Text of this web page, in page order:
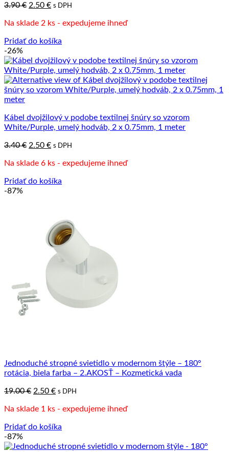
3.90€ Pôvodná
bola:
2.50 €Aktuálna
je:
s DPH
Na sklade 2 ks - expedujeme ihneď
Pridať do košíka
-26%
Kábel dvojžilový v podobe textilnej šnúry so vzorom
White/Purple, umelý hodváb, 2 x 0.75mm, 1 meter
3.40€ Pôvodná
bola:
2.50 €Aktuálna
je:
s DPH
Na sklade 6 ks - expedujeme ihneď
Pridať do košíka
-87%
Jednoduché stropné svietidlo v modernom štýle – 180°
rotácia, biela farba – 2.AKOSŤ – Kozmetická vada
19.00€ Pôvodná
bola:
2.50 €Aktuálna
je:
s DPH
Na sklade 1 ks - expedujeme ihneď
Pridať do košíka
-87%